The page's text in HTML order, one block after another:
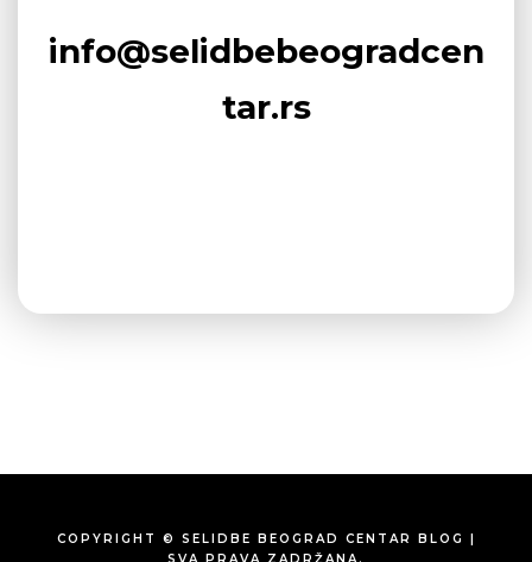
info@selidbebeogradcen
tar.rs
COPYRIGHT © SELIDBE BEOGRAD CENTAR BLOG |